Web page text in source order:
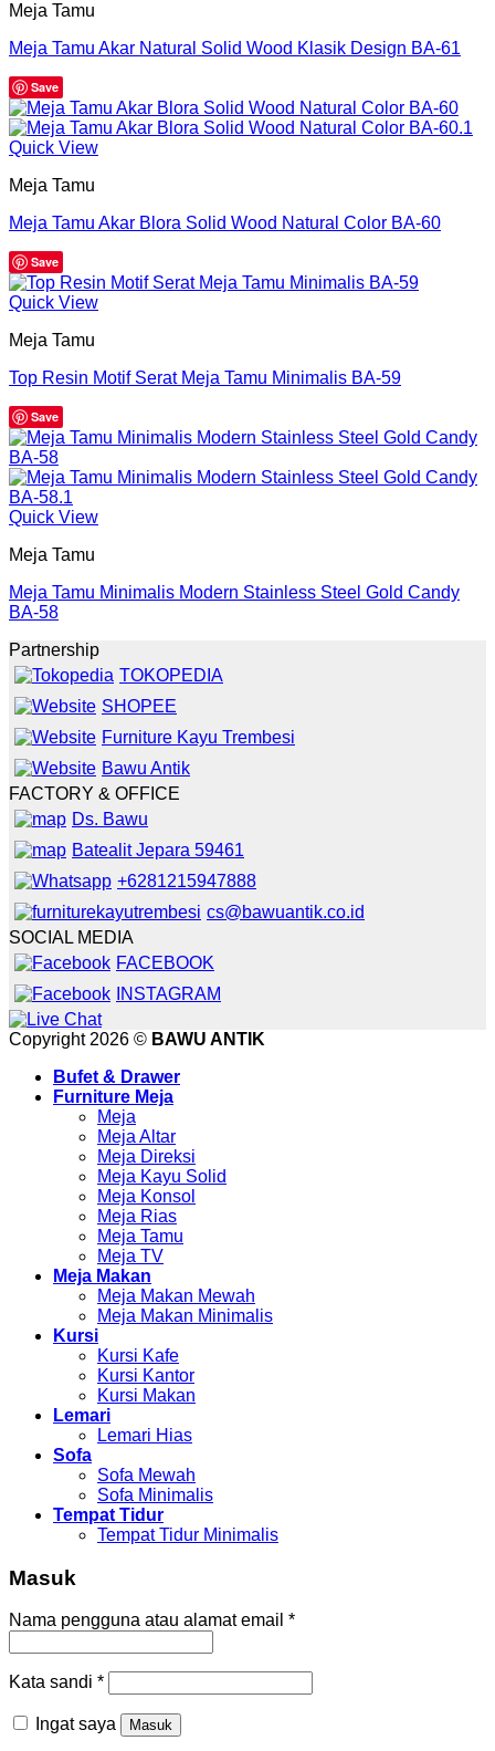
Meja Tamu
Meja Tamu Akar Natural Solid Wood Klasik Design BA-61
Save
Quick View
Meja Tamu
Meja Tamu Akar Blora Solid Wood Natural Color BA-60
Save
Quick View
Meja Tamu
Top Resin Motif Serat Meja Tamu Minimalis BA-59
Save
Quick View
Meja Tamu
Meja Tamu Minimalis Modern Stainless Steel Gold Candy
BA-58
Partnership
TOKOPEDIA
SHOPEE
Furniture Kayu Trembesi
Bawu Antik
FACTORY & OFFICE
Ds. Bawu
Batealit Jepara 59461
+6281215947888
cs@bawuantik.co.id
SOCIAL MEDIA
FACEBOOK
INSTAGRAM
Copyright 2026 © BAWU ANTIK
Bufet & Drawer
Furniture Meja
Meja
Meja Altar
Meja Direksi
Meja Kayu Solid
Meja Konsol
Meja Rias
Meja Tamu
Meja TV
Meja Makan
Meja Makan Mewah
Meja Makan Minimalis
Kursi
Kursi Kafe
Kursi Kantor
Kursi Makan
Lemari
Lemari Hias
Sofa
Sofa Mewah
Sofa Minimalis
Tempat Tidur
Tempat Tidur Minimalis
Masuk
Nama pengguna atau alamat email *
Kata sandi *
Ingat saya Masuk